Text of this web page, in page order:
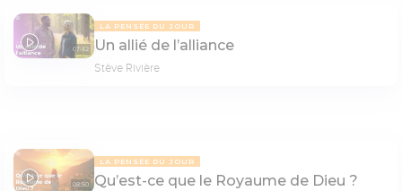
07:42
LA PENSÉE DU JOUR
Un allié de l’alliance
Stève Rivière
08:50
LA PENSÉE DU JOUR
Qu’est-ce que le Royaume de Dieu ?